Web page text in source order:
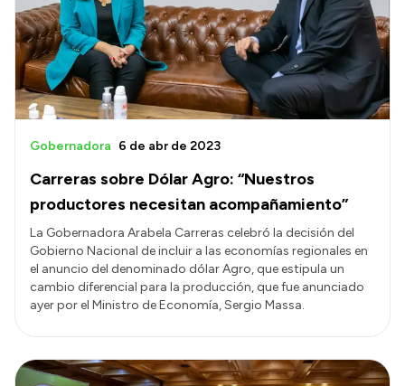
Transparencia
Presupuesto
Boletín Oficial
Compras y licitaciones
Consulta de expedientes
Convocatorias
Intranet
Login
Carreras sobre Dólar Agro: “Nuestros
productores necesitan acompañamiento”
Gobernadora 6 de abr de 2023
La Gobernadora Arabela Carreras celebró la decisión del
Gobierno Nacional de incluir a las economías regionales en
el anuncio del denominado dólar Agro, que estipula un
cambio diferencial para la producción, que fue anunciado
ayer por el Ministro de Economía, Sergio Massa.